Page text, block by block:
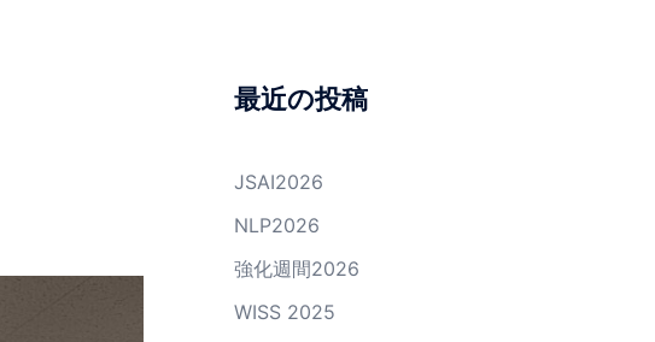
最近の投稿
JSAI2026
NLP2026
強化週間2026
WISS 2025